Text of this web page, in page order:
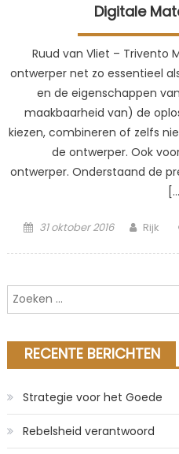
Digitale
Ruud van Vliet – Trivento
ontwerper net zo essentieel
en de eigenschappen
maakbaarheid van) de
kiezen, combineren of zelfs
de ontwerper. Ook
ontwerper. Onderstaand de
Posted
31 oktober 2016 Author
Rijk
Zoeken
naar:
RECENTE BERICHTEN
Strategie voor het Goede
Rebelsheid verantwoord